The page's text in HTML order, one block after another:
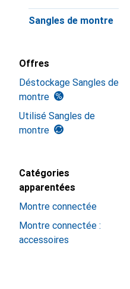
Sangles de montre
Offres
Déstockage Sangles de
montre
Utilisé Sangles de
montre
Catégories
apparentées
Montre connectée
Montre connectée :
accessoires